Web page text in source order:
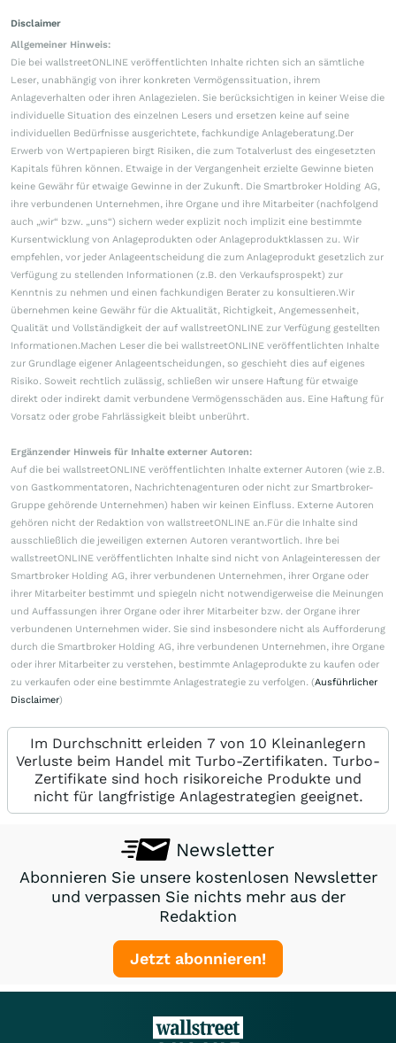
Disclaimer
Allgemeiner Hinweis:
Die bei wallstreetONLINE veröffentlichten Inhalte richten sich an sämtliche
Leser, unabhängig von ihrer konkreten Vermögenssituation, ihrem
Anlageverhalten oder ihren Anlagezielen. Sie berücksichtigen in keiner Weise die
individuelle Situation des einzelnen Lesers und ersetzen keine auf seine
individuellen Bedürfnisse ausgerichtete, fachkundige Anlageberatung.Der
Erwerb von Wertpapieren birgt Risiken, die zum Totalverlust des eingesetzten
Kapitals führen können. Etwaige in der Vergangenheit erzielte Gewinne bieten
keine Gewähr für etwaige Gewinne in der Zukunft. Die Smartbroker Holding AG,
ihre verbundenen Unternehmen, ihre Organe und ihre Mitarbeiter (nachfolgend
auch „wir“ bzw. „uns“) sichern weder explizit noch implizit eine bestimmte
Kursentwicklung von Anlageprodukten oder Anlageproduktklassen zu. Wir
empfehlen, vor jeder Anlageentscheidung die zum Anlageprodukt gesetzlich zur
Verfügung zu stellenden Informationen (z.B. den Verkaufsprospekt) zur
Kenntnis zu nehmen und einen fachkundigen Berater zu konsultieren.Wir
übernehmen keine Gewähr für die Aktualität, Richtigkeit, Angemessenheit,
Qualität und Vollständigkeit der auf wallstreetONLINE zur Verfügung gestellten
Informationen.Machen Leser die bei wallstreetONLINE veröffentlichten Inhalte
zur Grundlage eigener Anlageentscheidungen, so geschieht dies auf eigenes
Risiko. Soweit rechtlich zulässig, schließen wir unsere Haftung für etwaige
direkt oder indirekt damit verbundene Vermögensschäden aus. Eine Haftung für
Vorsatz oder grobe Fahrlässigkeit bleibt unberührt.
Ergänzender Hinweis für Inhalte externer Autoren:
Auf die bei wallstreetONLINE veröffentlichten Inhalte externer Autoren (wie z.B.
von Gastkommentatoren, Nachrichtenagenturen oder nicht zur Smartbroker-
Gruppe gehörende Unternehmen) haben wir keinen Einfluss. Externe Autoren
gehören nicht der Redaktion von wallstreetONLINE an.Für die Inhalte sind
ausschließlich die jeweiligen externen Autoren verantwortlich. Ihre bei
wallstreetONLINE veröffentlichten Inhalte sind nicht von Anlageinteressen der
Smartbroker Holding AG, ihrer verbundenen Unternehmen, ihrer Organe oder
ihrer Mitarbeiter bestimmt und spiegeln nicht notwendigerweise die Meinungen
und Auffassungen ihrer Organe oder ihrer Mitarbeiter bzw. der Organe ihrer
verbundenen Unternehmen wider. Sie sind insbesondere nicht als Aufforderung
durch die Smartbroker Holding AG, ihre verbundenen Unternehmen, ihre Organe
oder ihrer Mitarbeiter zu verstehen, bestimmte Anlageprodukte zu kaufen oder
zu verkaufen oder eine bestimmte Anlagestrategie zu verfolgen. (Ausführlicher
Disclaimer)
Im Durchschnitt erleiden 7 von 10 Kleinanlegern
Verluste beim Handel mit Turbo-Zertifikaten. Turbo-
Zertifikate sind hoch risikoreiche Produkte und
nicht für langfristige Anlagestrategien geeignet.
Newsletter
Abonnieren Sie unsere kostenlosen Newsletter
und verpassen Sie nichts mehr aus der
Redaktion
Jetzt abonnieren!